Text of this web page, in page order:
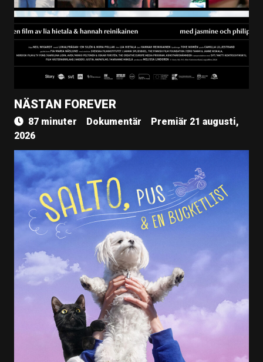
NÄSTAN FOREVER
87 minuter Dokumentär
Premiär 21 augusti,
2026